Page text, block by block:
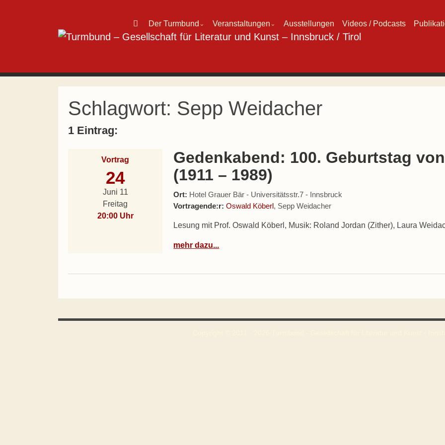
Hauptnavigation
Der Turmbund ⌄ Veranstaltungen ⌄ Ausstellungen Videos / Podcasts
Schlagwort: Sepp Weidacher
1 Eintrag:
Vortrag
24
Juni 11
Freitag
20:00 Uhr
Gedenkabend: 100. Geburtstag
(1911 – 1989)
Ort: Hotel Grauer Bär - Universitätsstr.7 - Innsbruck
Vortragende:r: Oswald Köberl, Sepp Weidacher
Lesung mit Prof. Oswald Köberl, Musik: Roland Jordan (Zither), Laura
mehr dazu...